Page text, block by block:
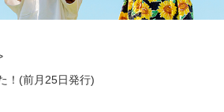
！(前月25日発行)